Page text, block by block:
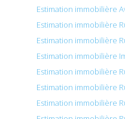
Estimation immobilière
Estimation immobilière
Estimation immobilière
Estimation immobilière
Estimation immobilière
Estimation immobilière
Estimation immobilière